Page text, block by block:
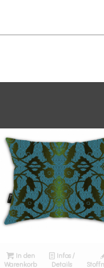
In den
Warenkorb
Infos /
Details